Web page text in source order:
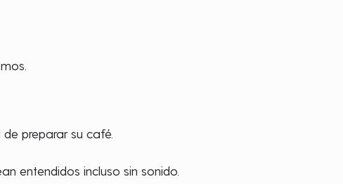
preparar su café.
entendidos incluso sin sonido.